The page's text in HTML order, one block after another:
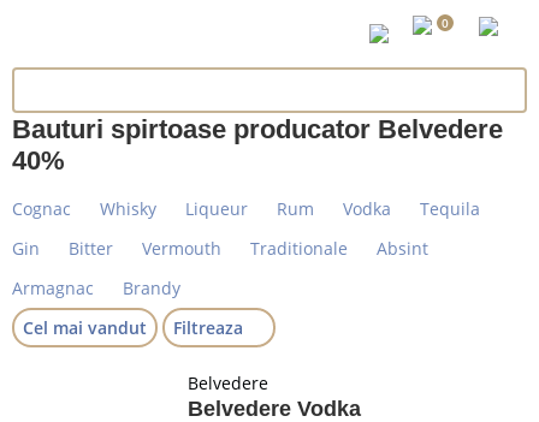
0
Bauturi spirtoase producator Belvedere
40%
Cognac Whisky Liqueur Rum Vodka
Tequila
Gin
Bitter Vermouth Traditionale
Absint
Armagnac
Brandy
Cel mai vandut
Filtreaza
Belvedere
Belvedere Vodka